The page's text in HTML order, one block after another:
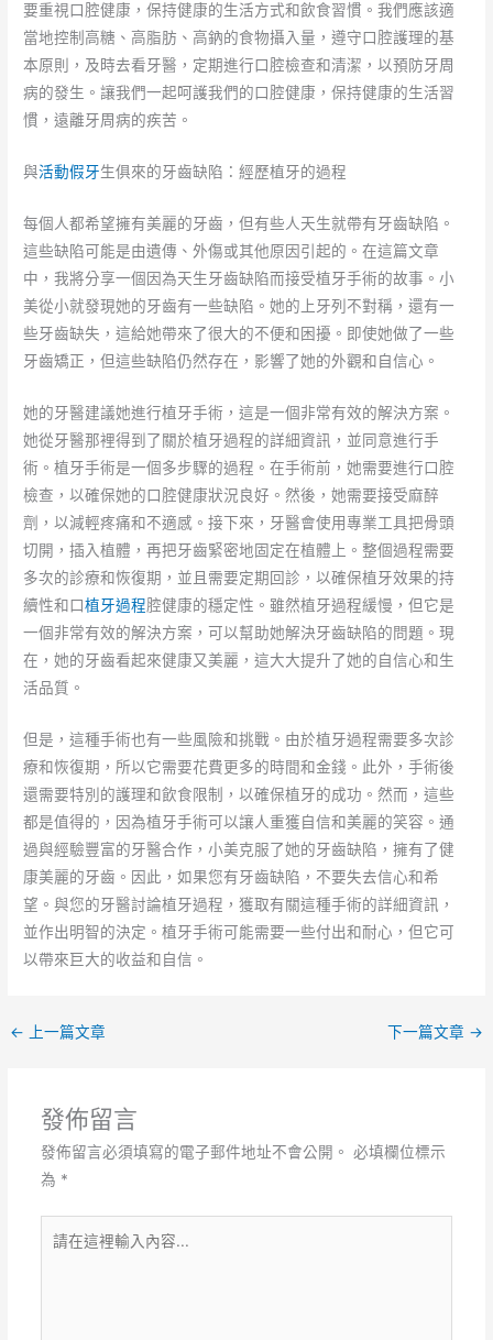
要重視口腔健康，保持健康的生活方式和飲食習慣。我們應該適
當地控制高糖、高脂肪、高鈉的食物攝入量，遵守口腔護理的基
本原則，及時去看牙醫，定期進行口腔檢查和清潔，以預防牙周
病的發生。讓我們一起呵護我們的口腔健康，保持健康的生活習
慣，遠離牙周病的疾苦。
與活動假牙生俱來的牙齒缺陷：經歷植牙的過程
每個人都希望擁有美麗的牙齒，但有些人天生就帶有牙齒缺陷。
這些缺陷可能是由遺傳、外傷或其他原因引起的。在這篇文章
中，我將分享一個因為天生牙齒缺陷而接受植牙手術的故事。小
美從小就發現她的牙齒有一些缺陷。她的上牙列不對稱，還有一
些牙齒缺失，這給她帶來了很大的不便和困擾。即使她做了一些
牙齒矯正，但這些缺陷仍然存在，影響了她的外觀和自信心。
她的牙醫建議她進行植牙手術，這是一個非常有效的解決方案。
她從牙醫那裡得到了關於植牙過程的詳細資訊，並同意進行手
術。植牙手術是一個多步驟的過程。在手術前，她需要進行口腔
檢查，以確保她的口腔健康狀況良好。然後，她需要接受麻醉
劑，以減輕疼痛和不適感。接下來，牙醫會使用專業工具把骨頭
切開，插入植體，再把牙齒緊密地固定在植體上。整個過程需要
多次的診療和恢復期，並且需要定期回診，以確保植牙效果的持
續性和口植牙過程腔健康的穩定性。雖然植牙過程緩慢，但它是
一個非常有效的解決方案，可以幫助她解決牙齒缺陷的問題。現
在，她的牙齒看起來健康又美麗，這大大提升了她的自信心和生
活品質。
但是，這種手術也有一些風險和挑戰。由於植牙過程需要多次診
療和恢復期，所以它需要花費更多的時間和金錢。此外，手術後
還需要特別的護理和飲食限制，以確保植牙的成功。然而，這些
都是值得的，因為植牙手術可以讓人重獲自信和美麗的笑容。通
過與經驗豐富的牙醫合作，小美克服了她的牙齒缺陷，擁有了健
康美麗的牙齒。因此，如果您有牙齒缺陷，不要失去信心和希
望。與您的牙醫討論植牙過程，獲取有關這種手術的詳細資訊，
並作出明智的決定。植牙手術可能需要一些付出和耐心，但它可
以帶來巨大的收益和自信。
← 上一篇文章 下一篇文章 →
發佈留言
發佈留言必須填寫的電子郵件地址不會公開。 必填欄位標示
為 *